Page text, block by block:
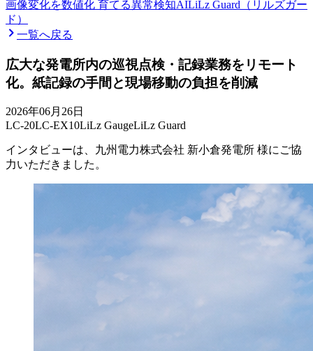
画像変化を数値化 育てる異常検知AILiLz Guard（リルズガー
ド）
一覧へ戻る
広大な発電所内の巡視点検・記録業務をリモート
化。紙記録の手間と現場移動の負担を削減
2026年06月26日
LC-20LC-EX10LiLz GaugeLiLz Guard
インタビューは、九州電力株式会社 新小倉発電所 様にご協
力いただきました。